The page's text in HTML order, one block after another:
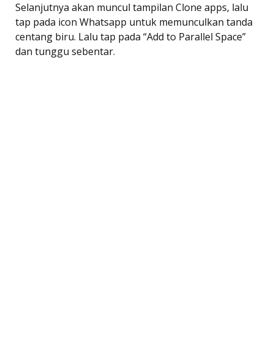
Selanjutnya akan muncul tampilan Clone apps, lalu
tap pada icon Whatsapp untuk memunculkan tanda
centang biru. Lalu tap pada “Add to Parallel Space”
dan tunggu sebentar.